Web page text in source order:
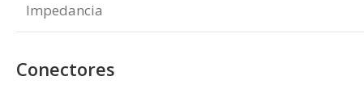
Impedancia
Conectores